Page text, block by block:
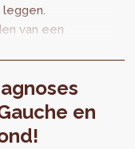
van een
en